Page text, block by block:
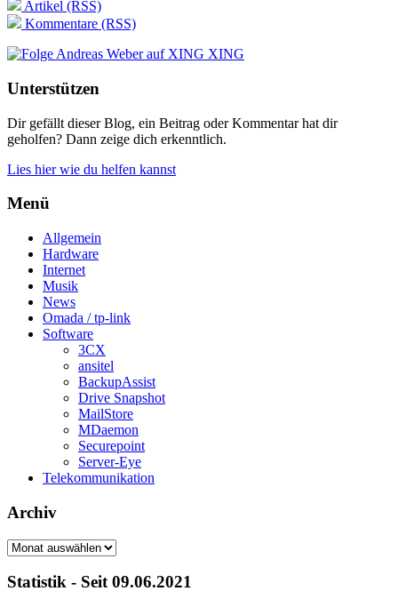
Artikel (RSS)
Kommentare (RSS)
XING
Unterstützen
Dir gefällt dieser Blog, ein Beitrag oder Kommentar hat dir
geholfen? Dann zeige dich erkenntlich.
Lies hier wie du helfen kannst
Menü
Allgemein
Hardware
Internet
Musik
News
Omada / tp-link
Software
3CX
ansitel
BackupAssist
Drive Snapshot
MailStore
MDaemon
Securepoint
Server-Eye
Telekommunikation
Archiv
Archiv
Statistik - Seit 09.06.2021